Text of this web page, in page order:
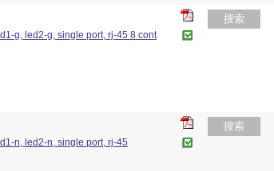
g, led2-g, single port, rj-45 8 cont
搜索
n, led2-n, single port, rj-45
搜索